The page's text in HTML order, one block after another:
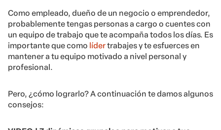
Como empleado, dueño de un negocio o emprendedor,
probablemente tengas personas a cargo o cuentes con
un equipo de trabajo que te acompaña todos los días. Es
importante que como lídertrabajes y te esfuerces en
mantener a tu equipo motivado a nivel personal y
profesional.
Pero, ¿cómo lograrlo? A continuación te damos algunos
consejos: